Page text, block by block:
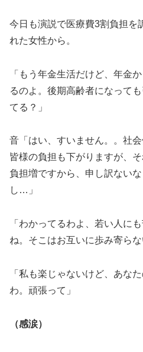
今日も演説で医療費3割負担を
れた女性から。
「もう年金生活だけど、年金
るのよ。後期高齢者になって
てる？」
音「はい、すいません。。社
皆様の負担も下がりますが、
負担増ですから、申し訳ない
し…」
「わかってるわよ、若い人に
ね。そこはお互いに歩み寄ら
「私も楽じゃないけど、あな
わ。頑張って」
（感涙）